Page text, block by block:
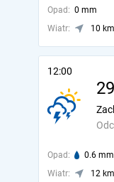
Opad: 0 mm
Wiatr:
10
12:00
Opad: 0.6 mm
Wiatr:
12